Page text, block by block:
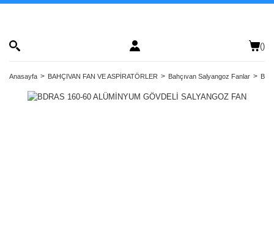
()
Anasayfa BAHÇIVAN FAN VE ASPİRATÖRLER Bahçıvan Salyangoz Fanlar